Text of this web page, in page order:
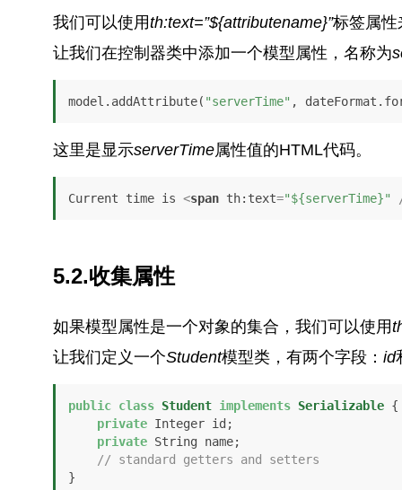
我们可以使用th:text=”${attributename}”标签属性
让我们在控制器类中添加一个模型属性，名称为
model.addAttribute( "serverTime" ,
这里是显示serverTime属性值的HTML代码。
Current time is <span th:text="${serverTime}"
5.2.收集属性
如果模型属性是一个对象的集合，我们可以使用
让我们定义一个Student模型类，有两个字段： id
public class Student implements Serializable {
private Integer id;
private String name;
// standard getters and setters
}